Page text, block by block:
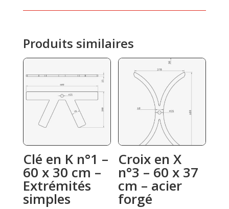
Produits similaires
Clé en K n°1 –
60 x 30 cm –
Extrémités
simples
Croix en X
n°3 – 60 x 37
cm – acier
forgé